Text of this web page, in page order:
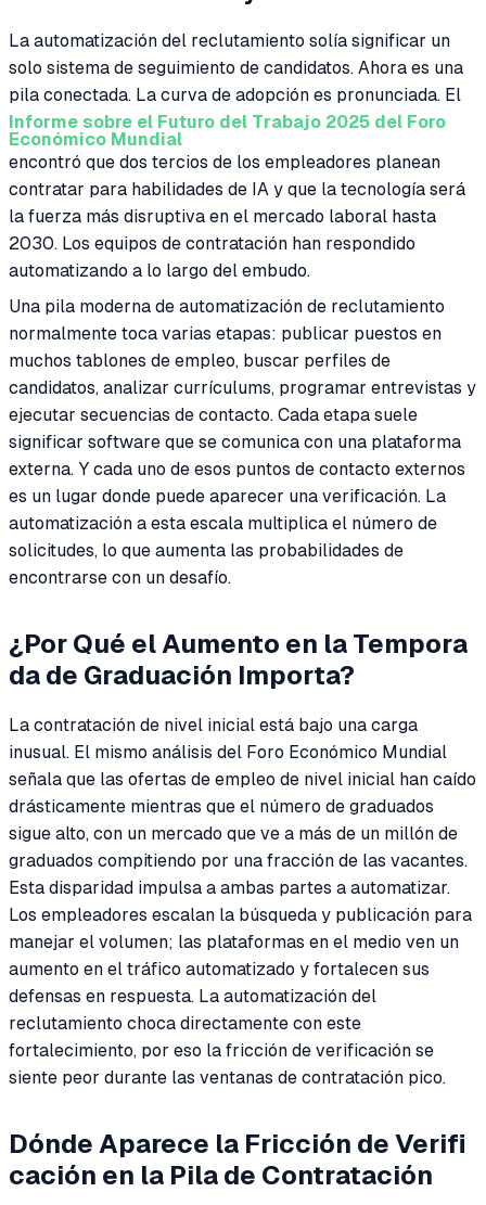
La automatización del reclutamiento solía significar un
solo sistema de seguimiento de candidatos. Ahora es una
pila conectada. La curva de adopción es pronunciada. El
Informe sobre el Futuro del Trabajo 2025 del Foro
Económico Mundial
encontró que dos tercios de los empleadores planean
contratar para habilidades de IA y que la tecnología será
la fuerza más disruptiva en el mercado laboral hasta
2030. Los equipos de contratación han respondido
automatizando a lo largo del embudo.
Una pila moderna de automatización de reclutamiento
normalmente toca varias etapas: publicar puestos en
muchos tablones de empleo, buscar perfiles de
candidatos, analizar currículums, programar entrevistas y
ejecutar secuencias de contacto. Cada etapa suele
significar software que se comunica con una plataforma
externa. Y cada uno de esos puntos de contacto externos
es un lugar donde puede aparecer una verificación. La
automatización a esta escala multiplica el número de
solicitudes, lo que aumenta las probabilidades de
encontrarse con un desafío.
¿Por Qué el Aumento en la Tempora
da de Graduación Importa?
La contratación de nivel inicial está bajo una carga
inusual. El mismo análisis del Foro Económico Mundial
señala que las ofertas de empleo de nivel inicial han caído
drásticamente mientras que el número de graduados
sigue alto, con un mercado que ve a más de un millón de
graduados compitiendo por una fracción de las vacantes.
Esta disparidad impulsa a ambas partes a automatizar.
Los empleadores escalan la búsqueda y publicación para
manejar el volumen; las plataformas en el medio ven un
aumento en el tráfico automatizado y fortalecen sus
defensas en respuesta. La automatización del
reclutamiento choca directamente con este
fortalecimiento, por eso la fricción de verificación se
siente peor durante las ventanas de contratación pico.
Dónde Aparece la Fricción de Verifi
cación en la Pila de Contratación